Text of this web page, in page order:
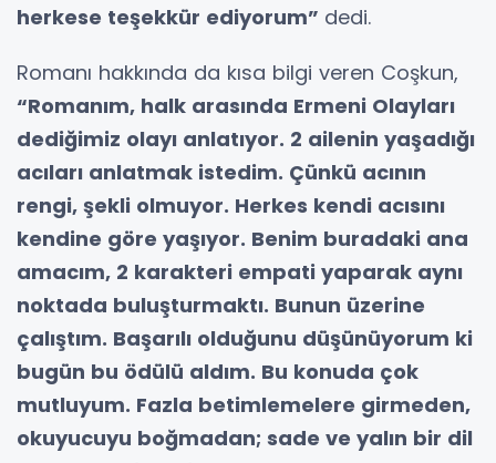
herkese teşekkür ediyorum” dedi.
Romanı hakkında da kısa bilgi veren Coşkun,
“Romanım, halk arasında Ermeni Olayları
dediğimiz olayı anlatıyor. 2 ailenin yaşadığı
acıları anlatmak istedim. Çünkü acının
rengi, şekli olmuyor. Herkes kendi acısını
kendine göre yaşıyor. Benim buradaki ana
amacım, 2 karakteri empati yaparak aynı
noktada buluşturmaktı. Bunun üzerine
çalıştım. Başarılı olduğunu düşünüyorum ki
bugün bu ödülü aldım. Bu konuda çok
mutluyum. Fazla betimlemelere girmeden,
okuyucuyu boğmadan; sade ve yalın bir dil